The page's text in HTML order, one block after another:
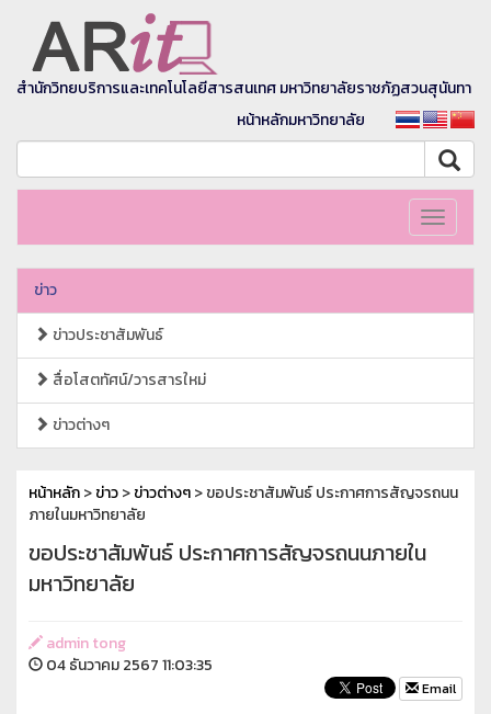
สำนักวิทยบริการและเทคโนโลยีสารสนเทศ มหาวิทยาลัยราชภัฏสวนสุนันทา
หน้าหลักมหาวิทยาลัย
Toggle
ข่าว
ข่าวประชาสัมพันธ์
สื่อโสตทัศน์/วารสารใหม่
ข่าวต่างๆ
หน้าหลัก>ข่าว>ข่าวต่างๆ> ขอประชาสัมพันธ์ ประกาศการสัญจรถนน
ภายในมหาวิทยาลัย
ขอประชาสัมพันธ์ ประกาศการสัญจรถนนภายใน
มหาวิทยาลัย
admin tong
04 ธันวาคม 2567 11:03:35
Email